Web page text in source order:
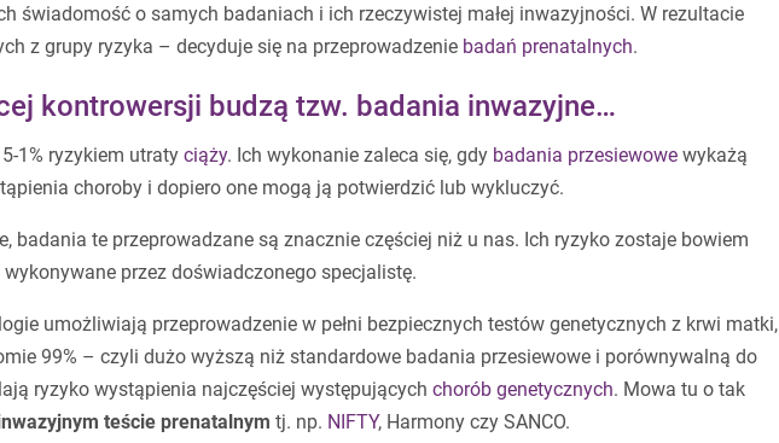
świadomość o samych badaniach i ich rzeczywistej małej inwazyjności. W rezultacie
z grupy ryzyka – decyduje się na przeprowadzenie badań prenatalnych.
kontrowersji budzą tzw. badania inwazyjne…
1% ryzykiem utraty ciąży. Ich wykonanie zaleca się, gdy badania przesiewowe wykażą
choroby i dopiero one mogą ją potwierdzić lub wykluczyć.
badania te przeprowadzane są znacznie częściej niż u nas. Ich ryzyko zostaje bowiem
przez doświadczonego specjalistę.
umożliwiają przeprowadzenie w pełni bezpiecznych testów genetycznych z krwi matki,
99% – czyli dużo wyższą niż standardowe badania przesiewowe i porównywalną do
ryzyko wystąpienia najczęściej występujących chorób genetycznych. Mowa tu o tak
teście prenatalnym tj. np. NIFTY, Harmony czy SANCO.